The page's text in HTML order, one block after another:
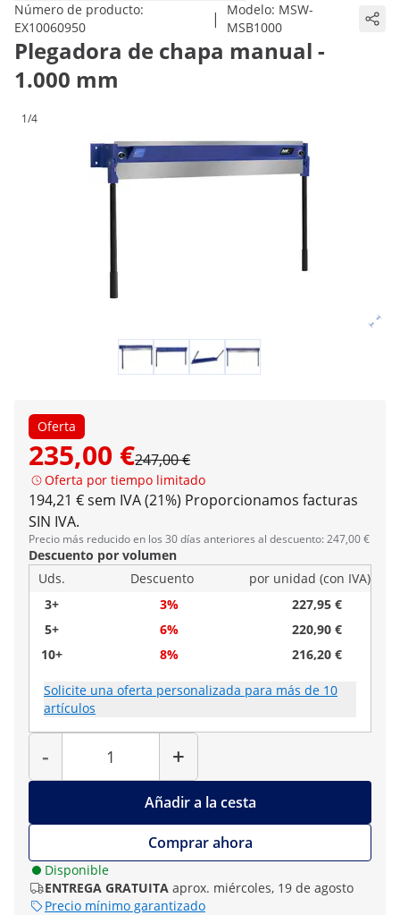
Número de producto:
EX10060950
| Modelo: MSW-
MSB1000
Plegadora de chapa manual -
1.000 mm
1/4
Oferta
235,00 €247,00 €
Oferta por tiempo limitado
194,21 € sem IVA (21%) Proporcionamos facturas
SIN IVA.
Precio más reducido en los 30 días anteriores al descuento: 247,00 €
Descuento por volumen
Uds.
Descuento
por unidad (con IVA)
3+
3%
227,95 €
5+
6%
220,90 €
10+
8% 216,20 €
Solicite una oferta personalizada para más de 10
artículos
-
Cantidad
+
Añadir a la cesta
Comprar ahora
Disponible
ENTREGA GRATUITA aprox. miércoles, 19 de agosto
Precio mínimo garantizado